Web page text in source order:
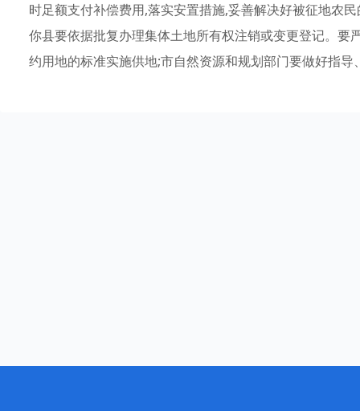
时足额支付补偿费用,落实安置措施,妥善解决好被征地农
你县要依据批复办理集体土地所有权注销或变更登记。
约用地的标准实施供地;市自然资源和规划部门要做好指